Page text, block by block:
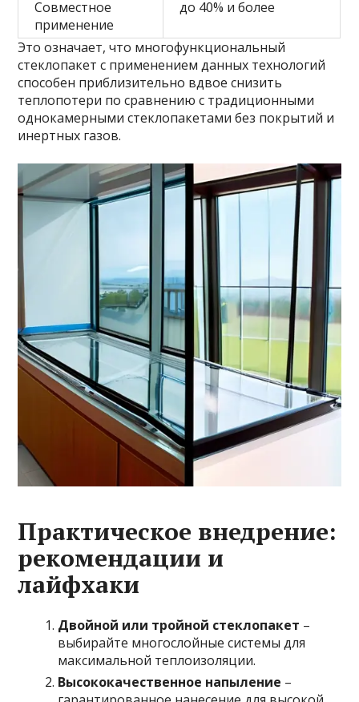
Совместное
применение
до 40% и более
Это означает, что многофункциональный
стеклопакет с применением данных технологий
способен приблизительно вдвое снизить
теплопотери по сравнению с традиционными
однокамерными стеклопакетами без покрытий и
инертных газов.
Практическое внедрение:
рекомендации и
лайфхаки
Двойной или тройной стеклопакет –
выбирайте многослойные системы для
максимальной теплоизоляции.
Высококачественное напыление –